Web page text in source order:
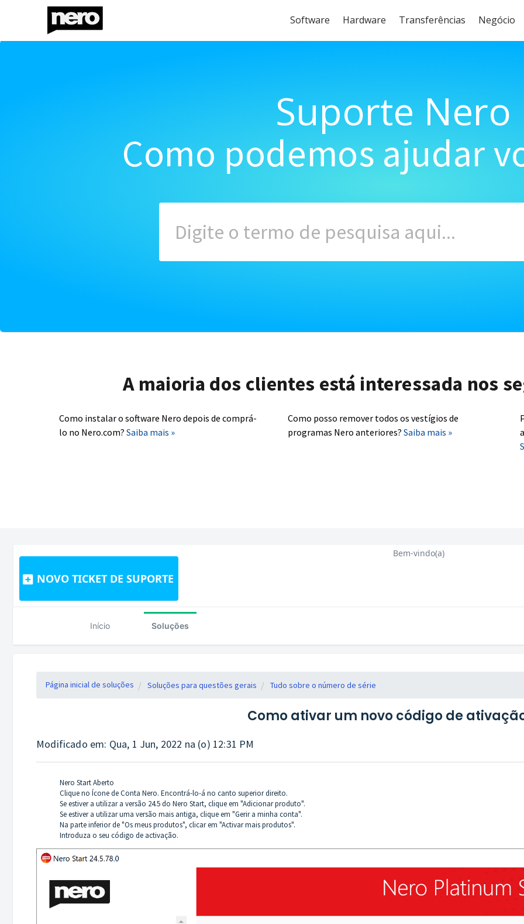
Software Hardware Transferências Negócio
Suporte Nero
Como podemos ajudar
A maioria dos clientes está interessada nos
Como instalar o software Nero depois de comprá-
lo no Nero.com? Saiba mais »
Como posso remover todos os vestígios de
programas Nero anteriores? Saiba mais »
NOVO TICKET DE SUPORTE
Bem-vindo(a)
Início Soluções
Página inicial de soluções Soluções para questões gerais Tudo sobre o número de série
Como ativar um novo código de
Modificado em: Qua, 1 Jun, 2022 na (o) 12:31 PM
Nero Start Aberto
Clique no Ícone de Conta Nero. Encontrá-lo-á no canto superior direito.
Se estiver a utilizar a versão 24.5 do Nero Start, clique em "Adicionar produto".
Se estiver a utilizar uma versão mais antiga, clique em "Gerir a minha conta".
Na parte inferior de "Os meus produtos", clicar em "Activar mais produtos".
Introduza o seu código de activação.